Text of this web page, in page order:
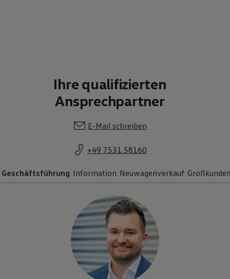
Ihre qualifizierten
Ansprechpartner
E-Mail schreiben
+49 7531 58160
Geschäftsführung Information Neuwagenverkauf